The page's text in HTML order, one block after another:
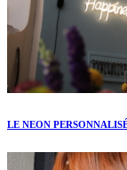
LE NEON